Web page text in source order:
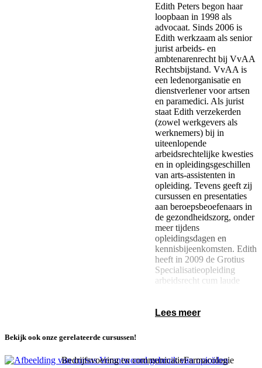
Edith Peters begon haar
loopbaan in 1998 als
advocaat. Sinds 2006 is
Edith werkzaam als senior
jurist arbeids- en
ambtenarenrecht bij VvAA
Rechtsbijstand. VvAA is
een ledenorganisatie en
dienstverlener voor artsen
en paramedici. Als jurist
staat Edith verzekerden
(zowel werkgevers als
werknemers) bij in
uiteenlopende
arbeidsrechtelijke kwesties
en in opleidingsgeschillen
van arts-assistenten in
opleiding. Tevens geeft zij
cursussen en presentaties
aan beroepsbeoefenaars in
de gezondheidszorg, onder
meer tijdens
opleidingsdagen en
kennisbijeenkomsten. Edith
heeft in 2009 de Grotius
Specialisatieopleiding
arbeidsrecht cum laude
Lees meer
Bekijk ook onze gerelateerde cursussen!
Bedrijfsvoering en communicatieFarmacologie